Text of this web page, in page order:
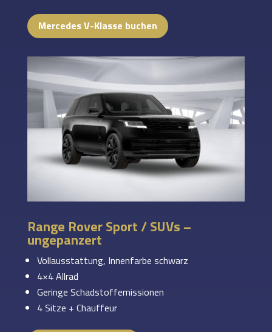
Mercedes V-Klasse buchen
Range Rover Sport / SUVs –
ungepanzert
Vollausstattung, Innenfarbe schwarz
4×4 Allrad
Geringe Schadstoffemissionen
4 Sitze + Chauffeur